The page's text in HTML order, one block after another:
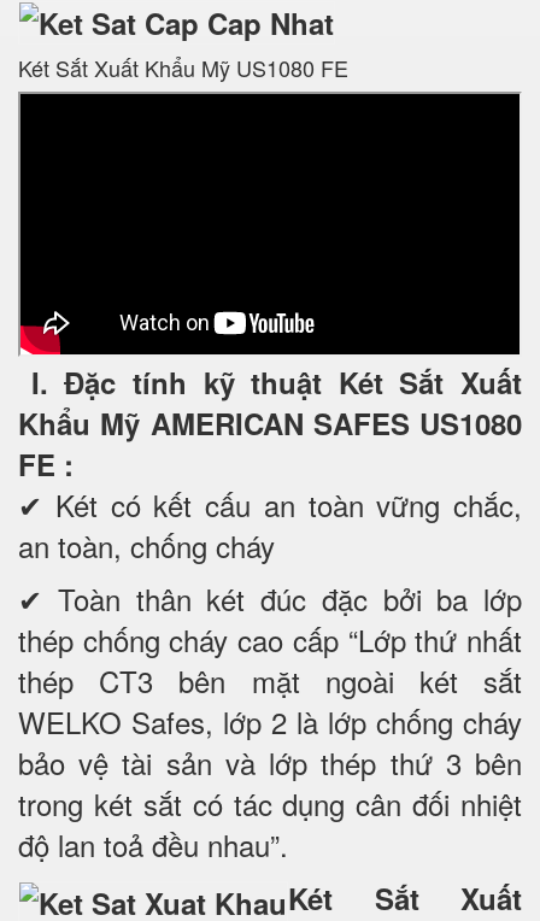
Két Sắt Xuất Khẩu Mỹ US1080 FE
I. Đặc tính kỹ thuật Két Sắt Xuất
Khẩu Mỹ AMERICAN SAFES US1080
FE :
✔ Két có kết cấu an toàn vững chắc,
an toàn, chống cháy
✔ Toàn thân két đúc đặc bởi ba lớp
thép chống cháy cao cấp “Lớp thứ nhất
thép CT3 bên mặt ngoài két sắt
WELKO Safes, lớp 2 là lớp chống cháy
bảo vệ tài sản và lớp thép thứ 3 bên
trong két sắt có tác dụng cân đối nhiệt
độ lan toả đều nhau”.
Két Sắt Xuất